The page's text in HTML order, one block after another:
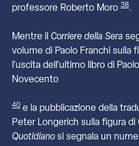
professore Roberto Moro 38.
Mentre il Corriere della Sera
volume di Paolo Franchi sulla
l’uscita dell’ultimo libro di
Novecento
40 e la pubblicazione della
Peter Longerich sulla figura di
Quotidiano si segnala un